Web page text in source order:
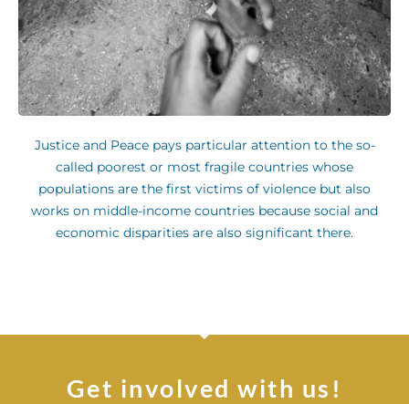
Justice and Peace pays particular attention to the so-
called poorest or most fragile countries whose
populations are the first victims of violence but also
works on middle-income countries because social and
economic disparities are also significant there.
Get involved with us!